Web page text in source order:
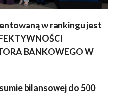
w rankingu jest
BANKOWEGO W
bilansowej do 500